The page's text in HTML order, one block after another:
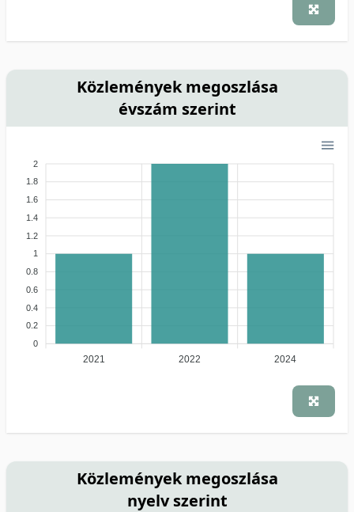
Közlemények megoszlása
évszám szerint
2
1.8
1.6
1.4
1.2
1
0.8
0.6
0.4
0.2
0
2021 2022 2024
Közlemények megoszlása
nyelv szerint